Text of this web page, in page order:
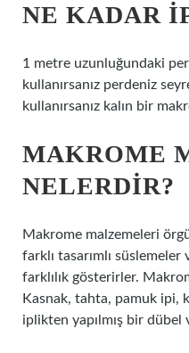
NE KADAR
1 metre uzunluğundaki
kullanırsanız perdeniz
kullanırsanız kalın bir
MAKROME
NELERDIR?
Makrome malzemeleri
farklı tasarımlı
farklılık gösterirler.
Kasnak, tahta, pamuk ipi,
iplikten yapılmış bir dübel